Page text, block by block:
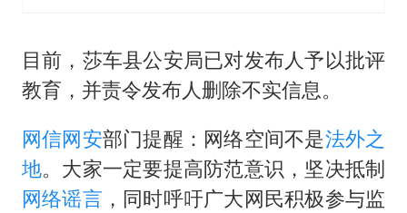
目前，莎车县公安局已对发布人予以批评
教育，并责令发布人删除不实信息。
网信网安部门提醒：网络空间不是法外之
地。大家一定要提高防范意识，坚决抵制
网络谣言 ，同时呼吁广大网民积极参与监